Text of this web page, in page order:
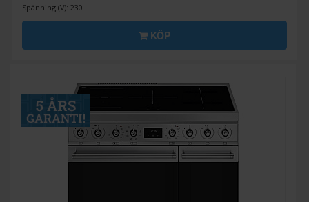
Spänning (V): 230
KÖP